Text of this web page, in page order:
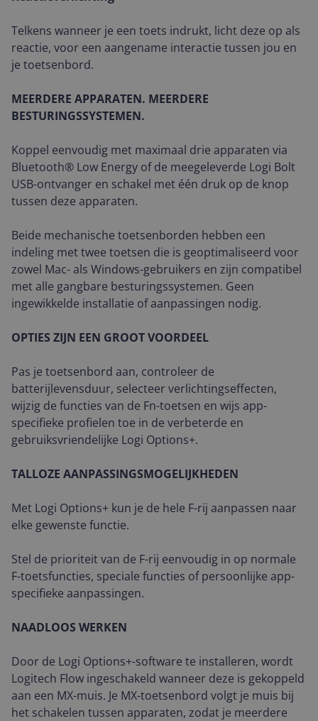
Telkens wanneer je een toets indrukt, licht deze op als
reactie, voor een aangename interactie tussen jou en
je toetsenbord.
MEERDERE APPARATEN. MEERDERE
BESTURINGSSYSTEMEN.
Koppel eenvoudig met maximaal drie apparaten via
Bluetooth® Low Energy of de meegeleverde Logi Bolt
USB-ontvanger en schakel met één druk op de knop
tussen deze apparaten.
Beide mechanische toetsenborden hebben een
indeling met twee toetsen die is geoptimaliseerd voor
zowel Mac- als Windows-gebruikers en zijn compatibel
met alle gangbare besturingssystemen. Geen
ingewikkelde installatie of aanpassingen nodig.
OPTIES ZIJN EEN GROOT VOORDEEL
Pas je toetsenbord aan, controleer de
batterijlevensduur, selecteer verlichtingseffecten,
wijzig de functies van de Fn-toetsen en wijs app-
specifieke profielen toe in de verbeterde en
gebruiksvriendelijke Logi Options+.
TALLOZE AANPASSINGSMOGELIJKHEDEN
Met Logi Options+ kun je de hele F-rij aanpassen naar
elke gewenste functie.
Stel de prioriteit van de F-rij eenvoudig in op normale
F-toetsfuncties, speciale functies of persoonlijke app-
specifieke aanpassingen.
NAADLOOS WERKEN
Door de Logi Options+-software te installeren, wordt
Logitech Flow ingeschakeld wanneer deze is gekoppeld
aan een MX-muis. Je MX-toetsenbord volgt je muis bij
het schakelen tussen apparaten, zodat je meerdere